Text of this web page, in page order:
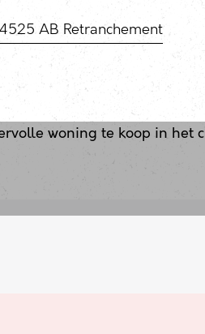
AB Retranchement